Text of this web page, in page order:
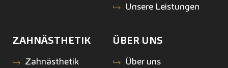
Unsere Leistungen
ZAHNÄSTHETIK
Zahnästhetik
ÜBER UNS
Über uns